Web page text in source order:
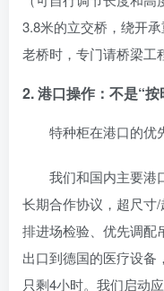
3.8米的立交桥，绕开
老桥时，专门请桥梁工
2. 港口操作：不是“
特种柜在港口的优
我们和国内主要港
长期合作协议，超尺寸
排进场检验、优先调配
出口到德国的医疗设备
只剩4小时。我们启动